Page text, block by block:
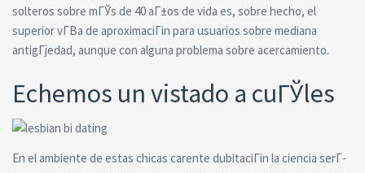
solteros sobre mГЎs de 40 aГ±os de vida es, sobre hecho, el
superior vГ­В­a de aproximaciГіn para usuarios sobre mediana
antigГјedad, aunque con alguna problema sobre acercamiento.
Echemos un vistado a cuГЎles
En el ambiente de estas chicas carente dubitaciГіn la ciencia serГ­